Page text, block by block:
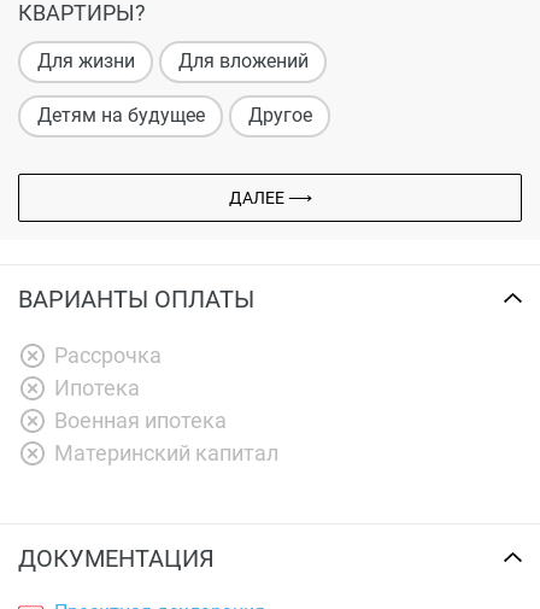
КВАРТИРЫ?
Для жизни Для вложений
Детям на будущее Другое
ДАЛЕЕ ⟶
ВАРИАНТЫ ОПЛАТЫ
Рассрочка
Ипотека
Военная ипотека
Материнский капитал
ДОКУМЕНТАЦИЯ